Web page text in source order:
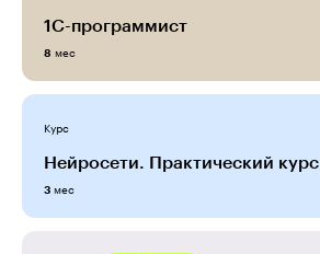
1С-программист
8 мес
Курс
Нейросети. Практический курс
3 мес